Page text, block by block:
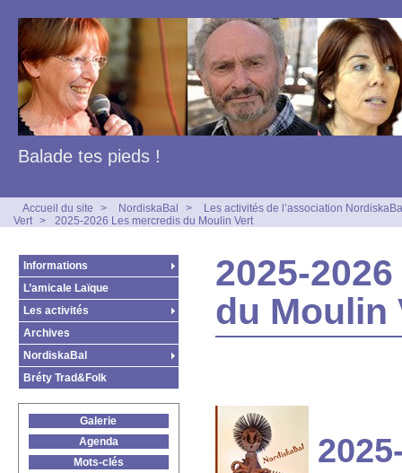
Balade tes pieds !
Accueil du site > NordiskaBal >
Les activités de l’association
Vert > 2025-2026 Les mercredis du Moulin Vert
2025-
du Moulin
Informations
L’amicale Laïque
Les activités
Archives
NordiskaBal
Bréty Trad&Folk
Galerie
Agenda
Mots-clés